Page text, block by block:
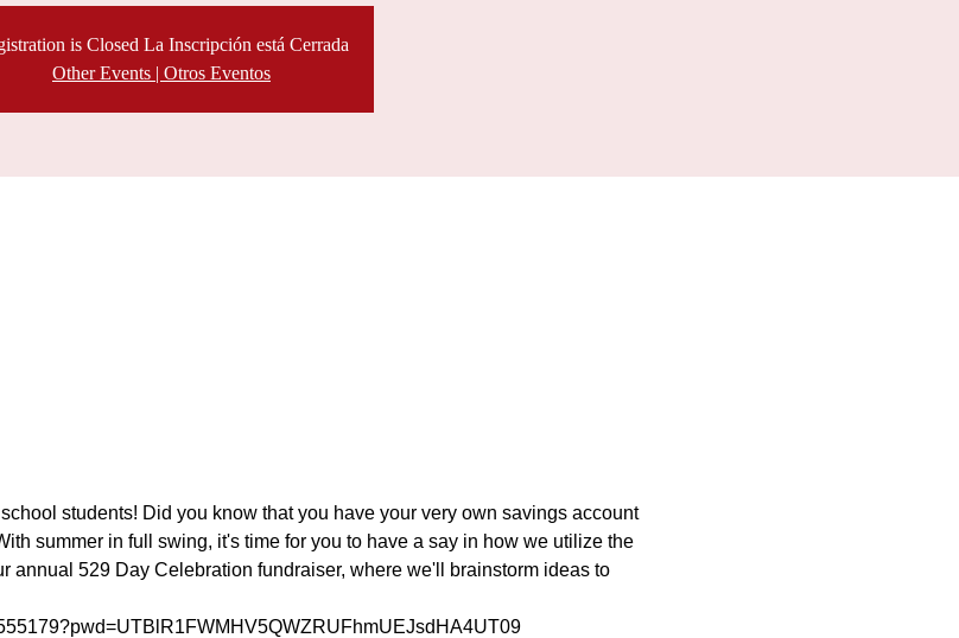
is Closed La Inscripción está Cerrada
Other Events | Otros Eventos
students! Did you know that you have your very own savings account
summer in full swing, it's time for you to have a say in how we utilize the
annual 529 Day Celebration fundraiser, where we'll brainstorm ideas to